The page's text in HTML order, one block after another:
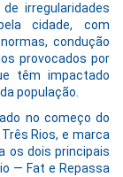
irregularidades
cidade, com
condução
provocados por
têm impactado
população.
no começo do
Rios, e marca
os dois principais
— Fat e Repassa